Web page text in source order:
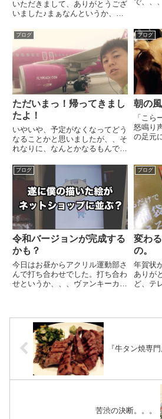
いただきまして、ありがとうござ
いました♪まぁなんというか、あ
態になっています。なかなかお腹
が空きません。さて、昨日ご紹介
したのは、ドミノピザの期間限定
メニュー！『裏ドミノ』期...
事って
事って
まって
ブログ
ただいまっ！帰ってきまし
たよ！
いやいや、予定がなくなってどう
なることかと思いましたが、、そ
れなりに、なんとかなるもんです
まりにも苦手なんだということが
わかりました。この苦手な一人旅
部門を伸ばそうとするか、、、そ
れとも、次回からは必ず誰かと
行...
ブログ
朝の
「こら
怒鳴り
の足元
食べた
んの弁
ロリん
これ片...
ブログ
令和バージョンが完成する
かも？
今日はお昼からアクリル運動部さ
んで打ち合わせでした。打ち合わ
せというか、、、ヴァンキーカッ
た。アクリル運動部もエヴェッサ
の会場などでガチャポン抽選会
で...
ブログ
変わ
の。
年賀状
ありが
ど、テ
『牛タン焼専
苦渋の決断。。。